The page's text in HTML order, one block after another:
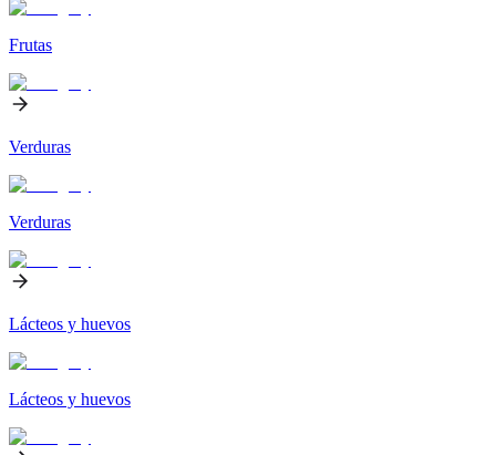
Frutas
Verduras
Verduras
Lácteos y huevos
Lácteos y huevos